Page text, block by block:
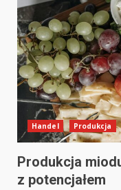
Handel Produkcja
Produkcja
z potencjałem